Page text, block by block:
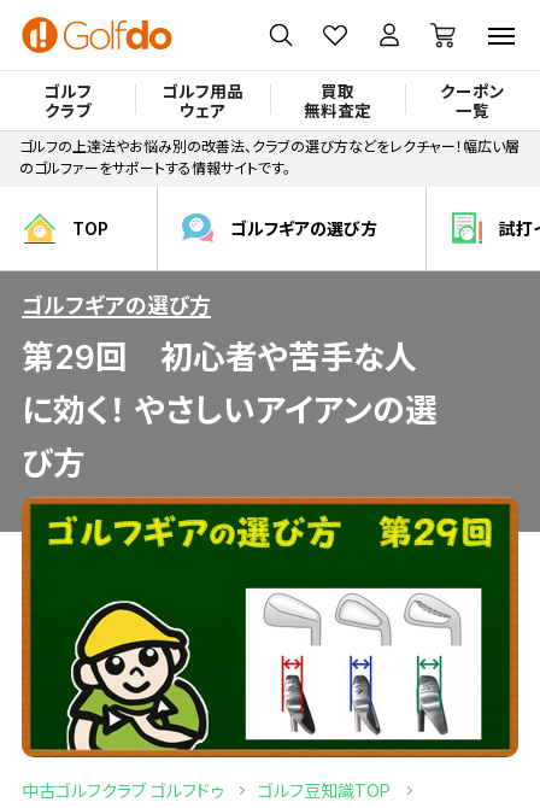
ゴルフ
クラブ
ゴルフ用品
ウェア
買取
無料査定
クーポン
一覧
ゴルフの上達法やお悩み別の改善法、クラブの選び方などをレクチャー！幅広い層
のゴルファーをサポートする情報サイトです。
TOP ゴルフギアの選び方 試打
第29回 初心者や苦手な人
に効く！ やさしいアイアンの選
び方
ゴルフギアの選び方
中古ゴルフクラブ ゴルフドゥ
ゴルフ豆知識TOP